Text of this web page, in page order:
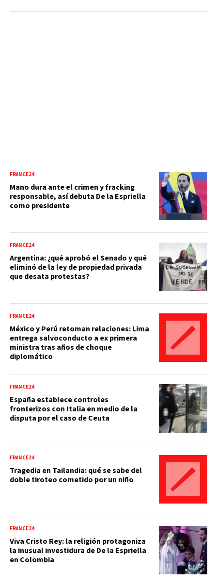
FRANCE24
Mano dura ante el crimen y fracking
responsable, así debuta De la Espriella
como presidente
FRANCE24
Argentina: ¿qué aprobó el Senado y qué
eliminó de la ley de propiedad privada
que desata protestas?
FRANCE24
México y Perú retoman relaciones: Lima
entrega salvoconducto a ex primera
ministra tras años de choque
diplomático
FRANCE24
España establece controles
fronterizos con Italia en medio de la
disputa por el caso de Ceuta
FRANCE24
Tragedia en Tailandia: qué se sabe del
doble tiroteo cometido por un niño
FRANCE24
Viva Cristo Rey: la religión protagoniza
la inusual investidura de De la Espriella
en Colombia